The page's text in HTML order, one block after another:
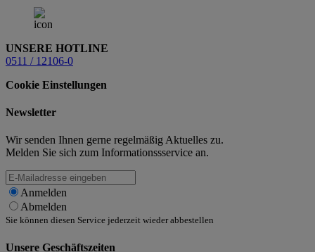
UNSERE HOTLINE
0511 / 12106-0
Cookie Einstellungen
Newsletter
Wir senden Ihnen gerne regelmäßig Aktuelles zu.
Melden Sie sich zum Informationssservice an.
Anmelden
Abmelden
Sie können diesen Service jederzeit wieder abbestellen
Unsere Geschäftszeiten